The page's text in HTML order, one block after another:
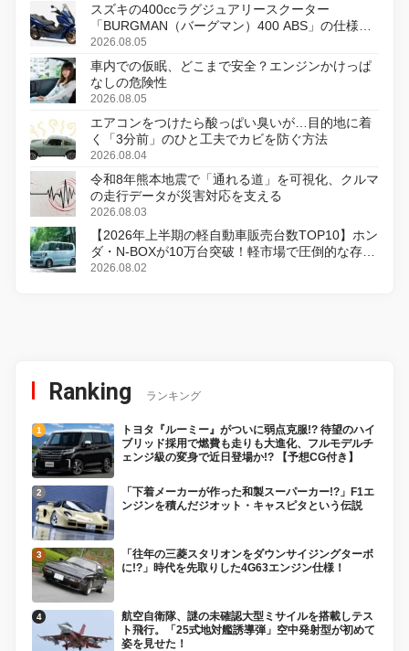
スズキの400ccラグジュアリースクーター
「BURGMAN（バーグマン）400 ABS」の仕様を
変更し、8月18日に発売
2026.08.05
車内での仮眠、どこまで安全？エンジンかけっぱ
なしの危険性
2026.08.05
エアコンをつけたら酸っぱい臭いが…目的地に着
く「3分前」のひと工夫でカビを防ぐ方法
2026.08.04
令和8年熊本地震で「通れる道」を可視化、クルマ
の走行データが災害対応を支える
2026.08.03
【2026年上半期の軽自動車販売台数TOP10】ホン
ダ・N-BOXが10万台突破！軽市場で圧倒的な存在
感
2026.08.02
Ranking ランキング
トヨタ『ルーミー』がついに弱点克服!? 待望のハイ
ブリッド採用で燃費も走りも大進化、フルモデルチ
ェンジ級の変身で近日登場か!? 【予想CG付き】
「下着メーカーが作った和製スーパーカー!?」F1エ
ンジンを積んだジオット・キャスピタという伝説
「往年の三菱スタリオンをダウンサイジングターボ
に!?」時代を先取りした4G63エンジン仕様！
航空自衛隊、謎の未確認大型ミサイルを搭載しテス
ト飛行。「25式地対艦誘導弾」空中発射型が初めて
姿を見せた！